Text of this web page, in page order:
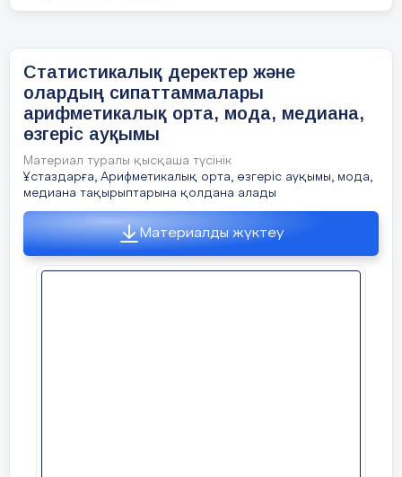
Статистикалық деректер және
олардың сипаттаммалары
арифметикалық орта, мода, медиана,
өзгеріс ауқымы
Материал туралы қысқаша түсінік
Ұстаздарға, Арифметикалық орта, өзгеріс ауқымы, мода,
медиана тақырыптарына қолдана алады
Материалды жүктеу